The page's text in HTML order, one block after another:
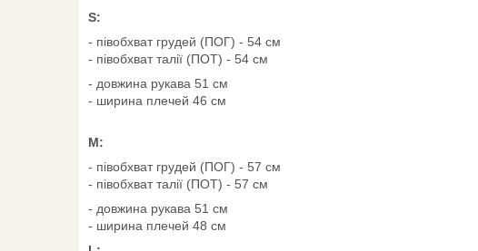
S:
- півобхват грудей (ПОГ) - 54 см
- півобхват талії (ПОТ) - 54 см
- довжина рукава 51 см
- ширина плечей 46 см
M:
- півобхват грудей (ПОГ) - 57 см
- півобхват талії (ПОТ) - 57 см
- довжина рукава 51 см
- ширина плечей 48 см